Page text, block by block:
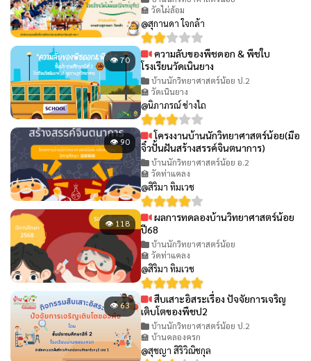
🏫 วัดไผ่ล้อม
@สุกานดา ใจกล้า
👁 70
ความลับของพืชดอก & พืชใบ
โรงเรียนวัดเนินยาง
บ้านนักวิทยาศาสตร์น้อย ป.2
🏫 วัดเนินยาง
@นิภาภรณ์ ช่างไถ
👁 90
โครงงานบ้านนักวิทยาศาสตร์น้อย(มือ
จิ๋วปั้นฝันสร้างสรรค์จินตนาการ)
บ้านนักวิทยาศาสตร์น้อย อ.2
🏫 วัดท่าแคลง
@สิริมา ทิมเวช
👁 118
ผลการทดลองบ้านวิทยาศาสตร์น้อย
ปี68
บ้านนักวิทยาศาสตร์น้อย
🏫 วัดท่าแคลง
@สิริมา ทิมเวช
👁 63
สืบเสาะอิสระเรื่อง ปัจจัยการเจริญ
เติบโตของพืชป2
บ้านนักวิทยาศาสตร์น้อย ป.2
🏫 บ้านคลองครก
@สุชญา สิริวิณิชกุล